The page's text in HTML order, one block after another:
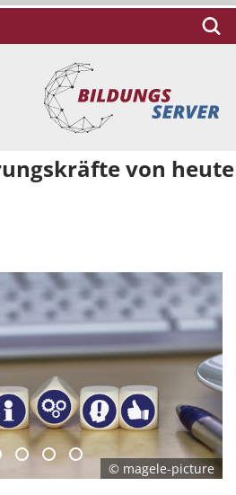
von heute
© magele-picture